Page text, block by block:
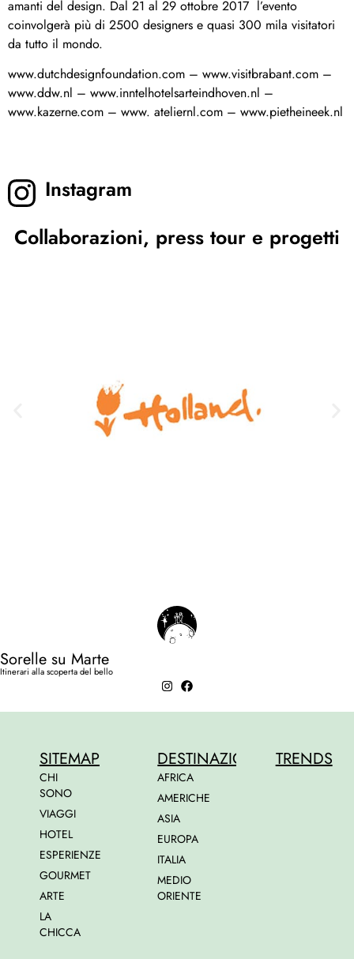
amanti del design. Dal 21 al 29 ottobre 2017 l’evento
coinvolgerà più di 2500 designers e quasi 300 mila visitatori
da tutto il mondo.
www.dutchdesignfoundation.com – www.visitbrabant.com –
www.ddw.nl – www.inntelhotelsarteindhoven.nl –
www.kazerne.com – www. ateliernl.com – www.pietheineek.nl
Instagram
Collaborazioni, press tour e progetti
Sorelle su Marte
Itinerari alla scoperta del bello
SITEMAP
CHI
SONO
VIAGGI
HOTEL
ESPERIENZE
GOURMET
ARTE
LA
CHICCA
DESTINAZIONI
AFRICA
AMERICHE
ASIA
EUROPA
ITALIA
MEDIO
ORIENTE
TRENDS